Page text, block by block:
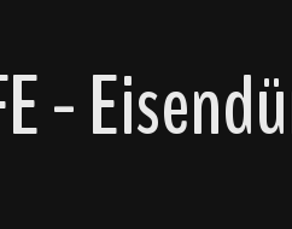
-